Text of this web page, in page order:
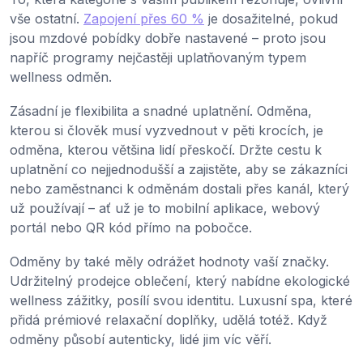
vše ostatní. Zapojení přes 60 % je dosažitelné, pokud
jsou mzdové pobídky dobře nastavené – proto jsou
napříč programy nejčastěji uplatňovaným typem
wellness odměn.
Zásadní je flexibilita a snadné uplatnění. Odměna,
kterou si člověk musí vyzvednout v pěti krocích, je
odměna, kterou většina lidí přeskočí. Držte cestu k
uplatnění co nejjednodušší a zajistěte, aby se zákazníci
nebo zaměstnanci k odměnám dostali přes kanál, který
už používají – ať už je to mobilní aplikace, webový
portál nebo QR kód přímo na pobočce.
Odměny by také měly odrážet hodnoty vaší značky.
Udržitelný prodejce oblečení, který nabídne ekologické
wellness zážitky, posílí svou identitu. Luxusní spa, které
přidá prémiové relaxační doplňky, udělá totéž. Když
odměny působí autenticky, lidé jim víc věří.